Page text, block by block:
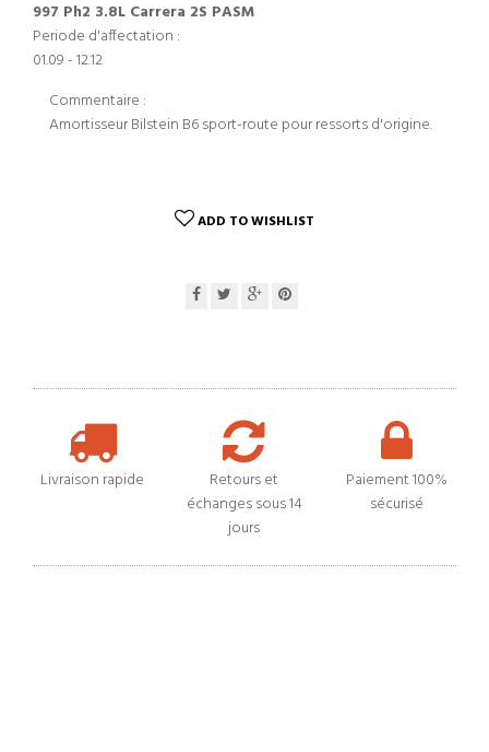
997 Ph2 3.8L Carrera 2S PASM
Periode d'affectation :
01.09 - 12.12
Commentaire :
Amortisseur Bilstein B6 sport-route pour ressorts d'origine.
ADD TO WISHLIST
Livraison rapide
Retours et
échanges sous 14
jours
Paiement 100%
sécurisé